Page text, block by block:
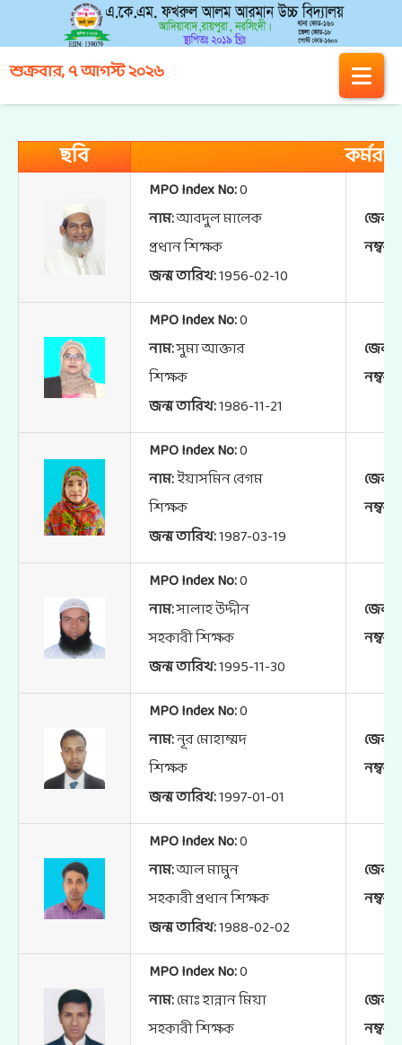
শুক্রবার, ৭ আগস্ট ২০২৬
ছবি কর্মরত
MPO Index No:0
নাম:আবদুল মালেক
প্রধান শিক্ষক
জন্ম তারিখ:1956-02-10
জেলা:
নম্বর:
MPO Index No:0
নাম:সুমা আক্তার
শিক্ষক
জন্ম তারিখ:1986-11-21
জেলা:
নম্বর:
MPO Index No:0
নাম:ইয়াসমিন বেগম
শিক্ষক
জন্ম তারিখ:1987-03-19
জেলা:
নম্বর:
MPO Index No:0
নাম:সালাহ উদ্দীন
সহকারী শিক্ষক
জন্ম তারিখ:1995-11-30
জেলা:
নম্বর:
MPO Index No:0
নাম:নূর মোহাম্মদ
শিক্ষক
জন্ম তারিখ:1997-01-01
জেলা:
নম্বর:
MPO Index No:0
নাম:আল মামুন
সহকারী প্রধান শিক্ষক
জন্ম তারিখ:1988-02-02
জেলা:
নম্বর:
MPO Index No:0
নাম:মোঃ হান্নান মিয়া
সহকারী শিক্ষক
জেলা:
নম্বর: